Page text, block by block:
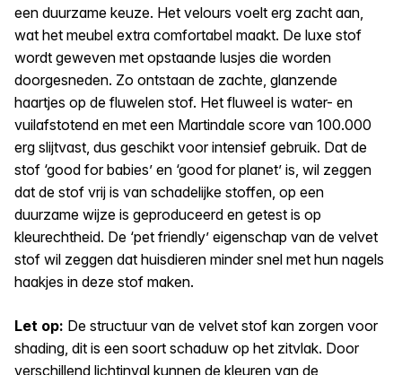
een duurzame keuze. Het velours voelt erg zacht aan,
wat het meubel extra comfortabel maakt. De luxe stof
wordt geweven met opstaande lusjes die worden
doorgesneden. Zo ontstaan de zachte, glanzende
haartjes op de fluwelen stof. Het fluweel is water- en
vuilafstotend en met een Martindale score van 100.000
erg slijtvast, dus geschikt voor intensief gebruik. Dat de
stof ‘good for babies’ en ‘good for planet’ is, wil zeggen
dat de stof vrij is van schadelijke stoffen, op een
duurzame wijze is geproduceerd en getest is op
kleurechtheid. De ‘pet friendly’ eigenschap van de velvet
stof wil zeggen dat huisdieren minder snel met hun nagels
haakjes in deze stof maken.
Let op: De structuur van de velvet stof kan zorgen voor
shading, dit is een soort schaduw op het zitvlak. Door
verschillend lichtinval kunnen de kleuren van de